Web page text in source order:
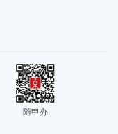
随申办